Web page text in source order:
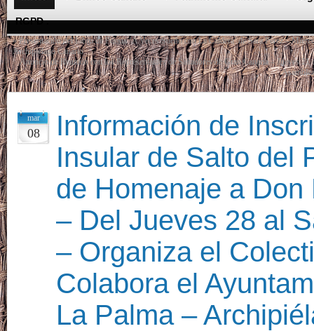
RGPD .
«Presentación del Libro de Poesía ‘A Veces Sueño con La Caldera’ de Sara Pérez –
Archipiélago Canario.
Anuncio de Reunión con los Representantes de Saltadores de Gran Canaria – Jueves
mar
08
Información de
Insular de Salto del
de Homenaje a Don
– Del Jueves 28 al
– Organiza el
Colabora el
La Palma –